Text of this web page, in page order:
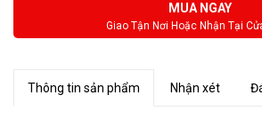
MUA NGAY
Giao Tận Nơi Hoặc Nhận Tại
Thông tin sản phẩm Nhận xét